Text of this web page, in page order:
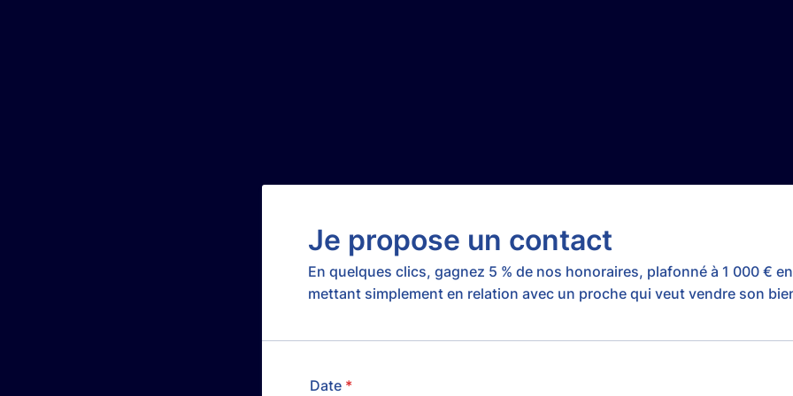
Je propose un contact
En quelques clics, gagnez 5 % de nos honoraires, plafonné à 1 000 €
mettant simplement en relation avec un proche qui veut vendre son
Date *